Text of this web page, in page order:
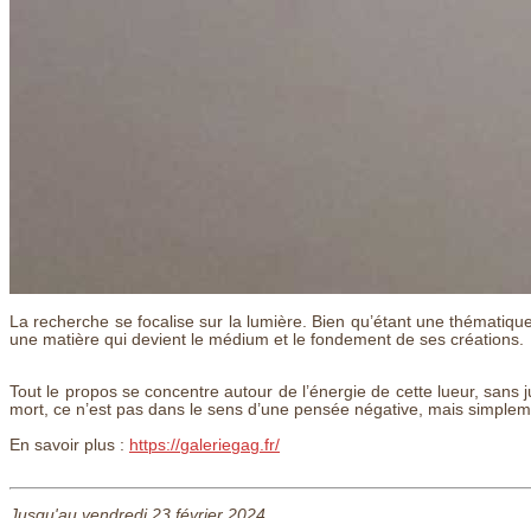
La recherche se focalise sur la lumière. Bien qu’étant une
une matière qui devient le médium et le fondement de ses créations.
Tout le propos se concentre autour de l’énergie de cette lueur,
mort, ce n’est pas dans le sens d’une pensée négative, mais
En savoir plus : https://galeriegag.fr/